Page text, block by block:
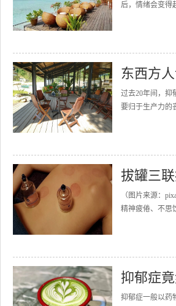
后，情绪会变得
东西方
过去20年间，抑
要归于生产力的
拔罐三
（图片来源：
精神疲倦、不思
抑郁症
抑郁症一般以药